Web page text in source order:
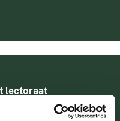
lectoraat
Plants For Plants